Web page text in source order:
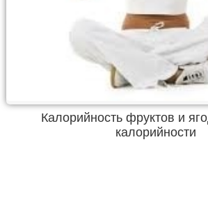
Калорийность фруктов и
калорийности